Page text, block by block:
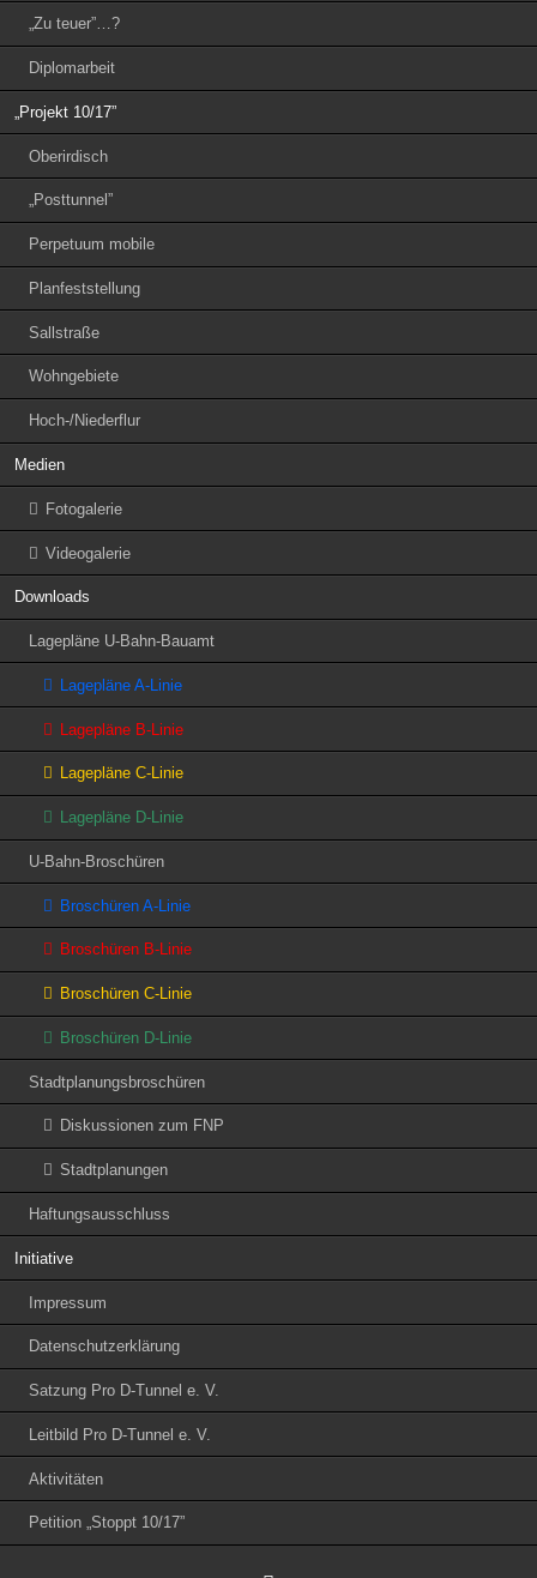
„Zu teuer”…?
Diplomarbeit
„Projekt 10/17”
Oberirdisch
„Posttunnel”
Perpetuum mobile
Planfeststellung
Sallstraße
Wohngebiete
Hoch-/Niederflur
Medien
Fotogalerie
Videogalerie
Downloads
Lagepläne U-Bahn-Bauamt
Lagepläne A-Linie
Lagepläne B-Linie
Lagepläne C-Linie
Lagepläne D-Linie
U-Bahn-Broschüren
Broschüren A-Linie
Broschüren B-Linie
Broschüren C-Linie
Broschüren D-Linie
Stadtplanungsbroschüren
Diskussionen zum FNP
Stadtplanungen
Haftungsausschluss
Initiative
Impressum
Datenschutzerklärung
Satzung Pro D-Tunnel e. V.
Leitbild Pro D-Tunnel e. V.
Aktivitäten
Petition „Stoppt 10/17”